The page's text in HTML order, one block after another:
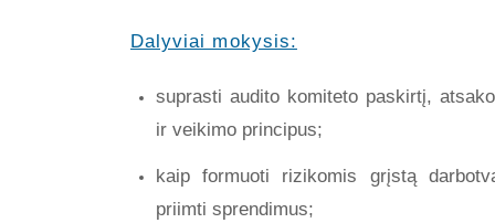
Dalyviai mokysis:
suprasti audito komiteto paskirtį,
ir veikimo principus;
kaip formuoti rizikomis grįstą
priimti sprendimus;